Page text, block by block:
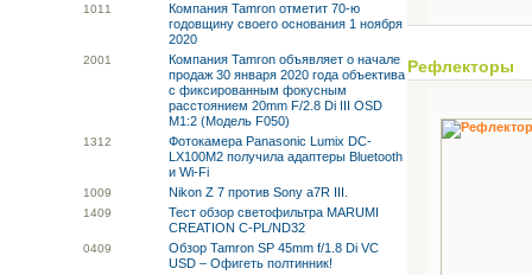
1011
Компания Tamron отметит 70-ю
годовщину своего основания 1 ноября
2020
2001
Компания Tamron объявляет о начале
продаж 30 января 2020 года объектива
с фиксированным фокусным
расстоянием 20mm F/2.8 Di III OSD
M1:2 (Модель F050)
1312
Фотокамера Panasonic Lumix DC-
LX100M2 получила адаптеры Bluetooth
и Wi-Fi
1009 Nikon Z 7 против Sony a7R III.
1409
Тест обзор светофильтра MARUMI
CREATION C-PL/ND32
0409
Обзор Tamron SP 45mm f/1.8 Di VC
USD – Офигеть полтинник!
Рефлекторы